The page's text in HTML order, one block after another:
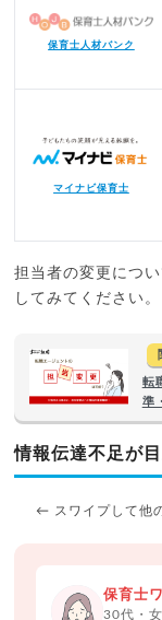
保育士人材バンク
マイナビ保育士
担当者の変更につ
してみてください。
転
準
情報伝達不足が
← スワイプして他
保育士
30代・